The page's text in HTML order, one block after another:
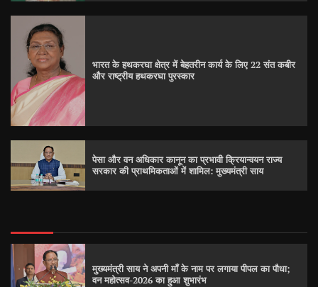
भारत के हथकरघा क्षेत्र में बेहतरीन कार्य के लिए 22 संत कबीर
और राष्ट्रीय हथकरघा पुरस्कार
पेसा और वन अधिकार कानून का प्रभावी क्रियान्वयन राज्य
सरकार की प्राथमिकताओं में शामिल: मुख्यमंत्री साय
मुख्यमंत्री साय ने अपनी माँ के नाम पर लगाया पीपल का पौधा;
वन महोत्सव-2026 का हुआ शुभारंभ